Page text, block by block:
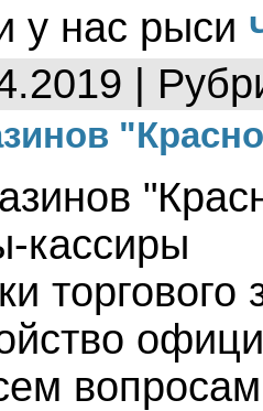
у нас рыси
|
кассиры
торгового